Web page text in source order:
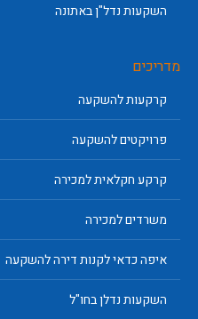
השקעות נדל"ן באתונה
מדריכים
קרקעות להשקעה
פרויקטים להשקעה
קרקע חקלאית למכירה
משרדים למכירה
איפה כדאי לקנות דירה להשקעה
השקעות נדלן בחו"ל